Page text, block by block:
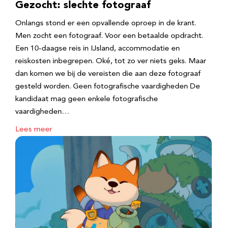
Gezocht: slechte fotograaf
Onlangs stond er een opvallende oproep in de krant.
Men zocht een fotograaf. Voor een betaalde opdracht.
Een 10-daagse reis in IJsland, accommodatie en
reiskosten inbegrepen. Oké, tot zo ver niets geks. Maar
dan komen we bij de vereisten die aan deze fotograaf
gesteld worden. Geen fotografische vaardigheden De
kandidaat mag geen enkele fotografische
vaardigheden…
Lees meer